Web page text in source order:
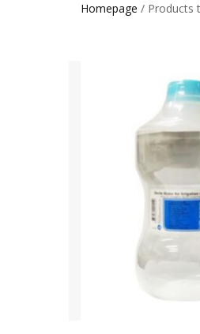
Homepage / Products